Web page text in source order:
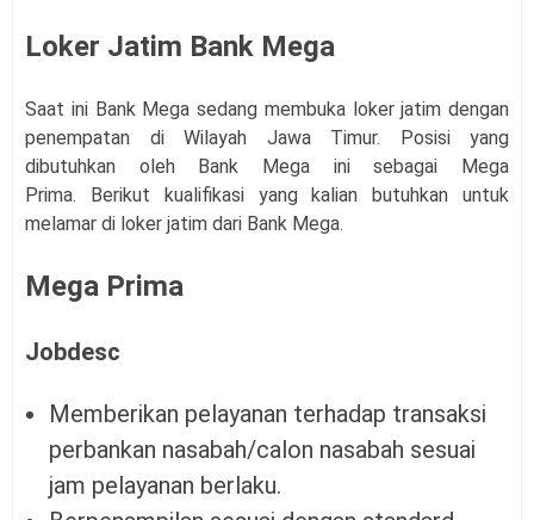
Loker Jatim Bank Mega
Saat ini Bank Mega sedang membuka loker jatim dengan
penempatan di Wilayah Jawa Timur. Posisi yang
dibutuhkan oleh Bank Mega ini sebagai Mega
Prima. Berikut kualifikasi yang kalian butuhkan untuk
melamar di loker jatim dari Bank Mega.
Mega Prima
Jobdesc
Memberikan pelayanan terhadap transaksi
perbankan nasabah/calon nasabah sesuai
jam pelayanan berlaku.